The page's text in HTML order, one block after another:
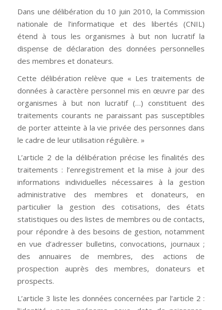
Dans une délibération du 10 juin 2010, la Commission
nationale de l’informatique et des libertés (CNIL)
étend à tous les organismes à but non lucratif la
dispense de déclaration des données personnelles
des membres et donateurs.
Cette délibération relève que « Les traitements de
données à caractère personnel mis en œuvre par des
organismes à but non lucratif (…) constituent des
traitements courants ne paraissant pas susceptibles
de porter atteinte à la vie privée des personnes dans
le cadre de leur utilisation régulière. »
L’article 2 de la délibération précise les finalités des
traitements : l’enregistrement et la mise à jour des
informations individuelles nécessaires à la gestion
administrative des membres et donateurs, en
particulier la gestion des cotisations, des états
statistiques ou des listes de membres ou de contacts,
pour répondre à des besoins de gestion, notamment
en vue d’adresser bulletins, convocations, journaux ;
des annuaires de membres, des actions de
prospection auprès des membres, donateurs et
prospects.
L’article 3 liste les données concernées par l’article 2 :